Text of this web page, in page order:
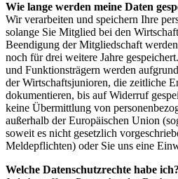
Wie lange werden meine Daten
Wir verarbeiten und speichern Ihre
solange Sie Mitglied bei den
Beendigung der Mitgliedschaft
noch für drei weitere Jahre
und Funktionsträgern werden
der Wirtschaftsjunioren, die zeitliche
dokumentieren, bis auf Widerruf
keine Übermittlung von
außerhalb der Europäischen Union
soweit es nicht gesetzlich
Meldepflichten) oder Sie uns eine
Welche Datenschutzrechte habe ich?